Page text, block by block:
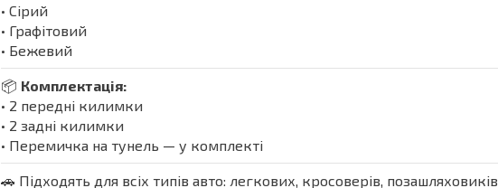
• Сірий
• Графітовий
• Бежевий
📦 Комплектація:
• 2 передні килимки
• 2 задні килимки
• Перемичка на тунель — у комплекті
🚗 Підходять для всіх типів авто: легкових, кросоверів, позашляховиків